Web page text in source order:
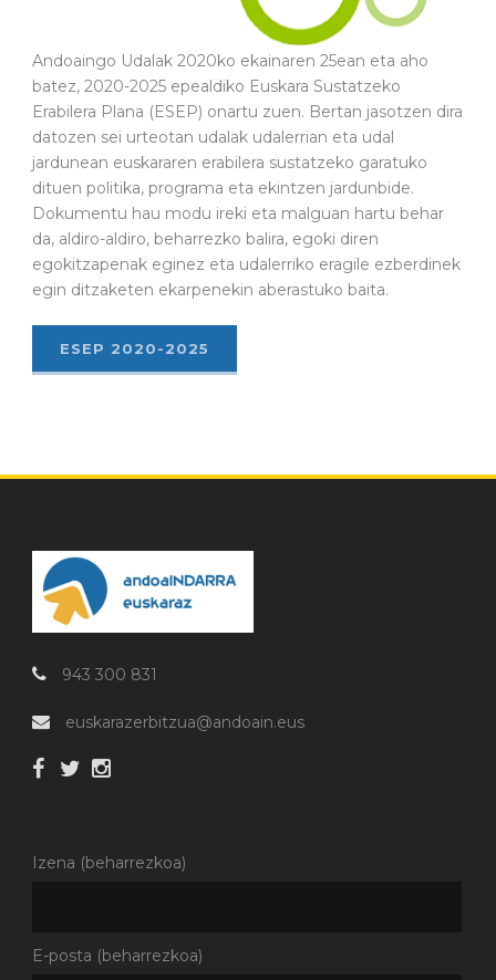
Andoaingo Udalak 2020ko ekainaren 25ean eta aho
batez, 2020-2025 epealdiko Euskara Sustatzeko
Erabilera Plana (ESEP) onartu zuen. Bertan jasotzen dira
datozen sei urteotan udalak udalerrian eta udal
jardunean euskararen erabilera sustatzeko garatuko
dituen politika, programa eta ekintzen jardunbide.
Dokumentu hau modu ireki eta malguan hartu behar
da, aldiro-aldiro, beharrezko balira, egoki diren
egokitzapenak eginez eta udalerriko eragile ezberdinek
egin ditzaketen ekarpenekin aberastuko baita.
ESEP 2020-2025
943 300 831
euskarazerbitzua@andoain.eus
Izena (beharrezkoa)
E-posta (beharrezkoa)